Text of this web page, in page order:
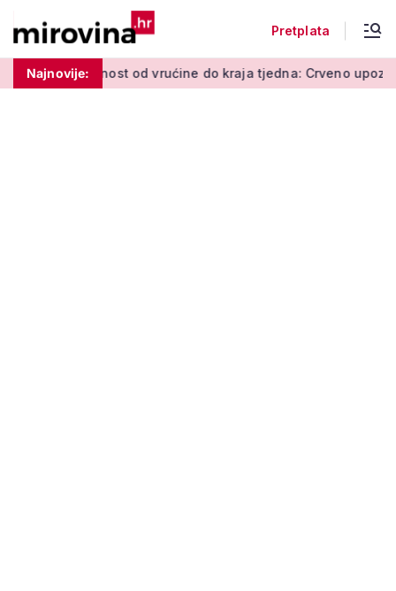
Pretplata
Najnovije:
vrućine do kraja tjedna: Crveno upozorenje vlada na ovom